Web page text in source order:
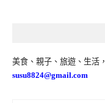
美食、親子、旅遊、生活
susu8824@gmail.com